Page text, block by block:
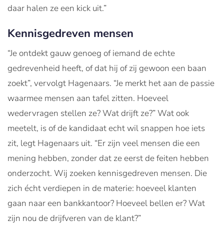
daar halen ze een kick uit.”
Kennisgedreven mensen
“Je ontdekt gauw genoeg of iemand de echte
gedrevenheid heeft, of dat hij of zij gewoon een baan
zoekt”, vervolgt Hagenaars. “Je merkt het aan de passie
waarmee mensen aan tafel zitten. Hoeveel
wedervragen stellen ze? Wat drijft ze?” Wat ook
meetelt, is of de kandidaat echt wil snappen hoe iets
zit, legt Hagenaars uit. “Er zijn veel mensen die een
mening hebben, zonder dat ze eerst de feiten hebben
onderzocht. Wij zoeken kennisgedreven mensen. Die
zich écht verdiepen in de materie: hoeveel klanten
gaan naar een bankkantoor? Hoeveel bellen er? Wat
zijn nou de drijfveren van de klant?”